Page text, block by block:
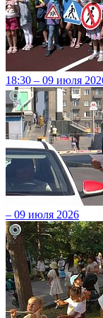
18:30 – 09 июля
– 09 июля 2026